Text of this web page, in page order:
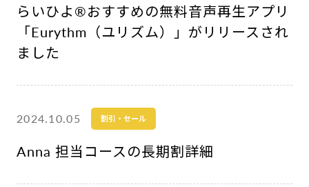
らいひよ®︎おすすめの無料音声再生アプリ
「Eurythm（ユリズム）」がリリースされ
ました
2024.10.05 割引・セール
Anna 担当コースの長期割詳細